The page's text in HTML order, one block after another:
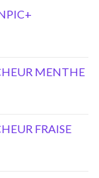
MENTHE
FRAISE